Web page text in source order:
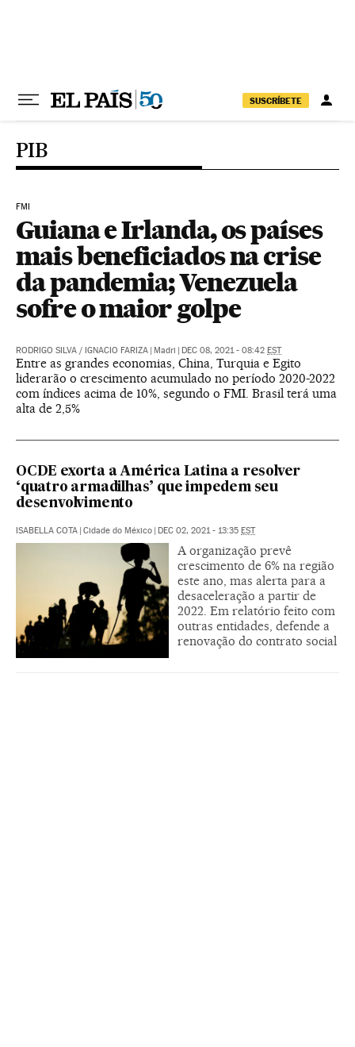
SUSCRÍBETE
PIB
FMI
Guiana e Irlanda, os países
mais beneficiados na crise
da pandemia; Venezuela
sofre o maior golpe
RODRIGO SILVA / IGNACIO FARIZA | Madri | DEC 08, 2021 - 08:42 EST
Entre as grandes economias, China, Turquia e Egito
liderarão o crescimento acumulado no período 2020-2022
com índices acima de 10%, segundo o FMI. Brasil terá uma
alta de 2,5%
OCDE exorta a América Latina a resolver
‘quatro armadilhas’ que impedem seu
desenvolvimento
ISABELLA COTA | Cidade do México | DEC 02, 2021 - 13:35 EST
A organização prevê
crescimento de 6% na região
este ano, mas alerta para a
desaceleração a partir de
2022. Em relatório feito com
outras entidades, defende a
renovação do contrato social